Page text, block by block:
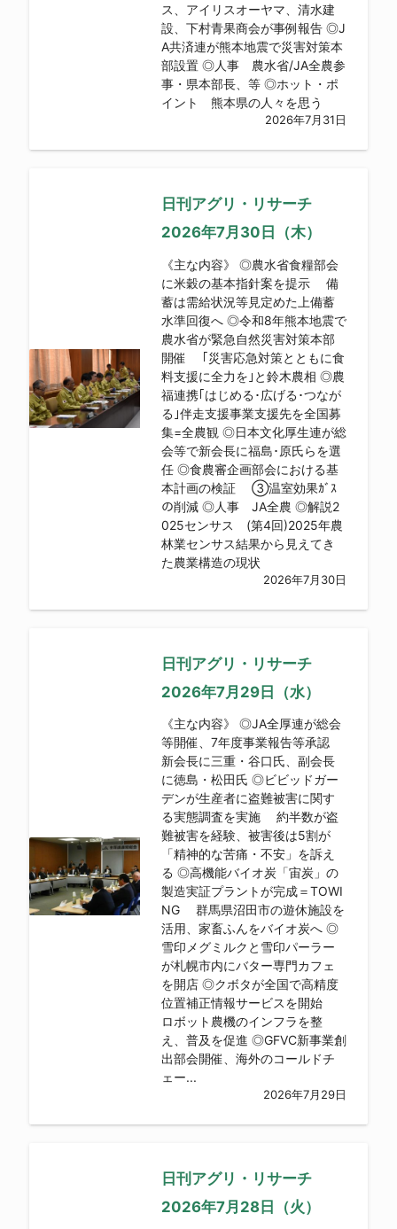
ス、アイリスオーヤマ、清水建
設、下村青果商会が事例報告 ◎J
A共済連が熊本地震で災害対策本
部設置 ◎人事 農水省/JA全農参
事・県本部長、等 ◎ホット・ポ
イント 熊本県の人々を思う
2026年7月31日
日刊アグリ・リサーチ
2026年7月30日（木）
《主な内容》 ◎農水省食糧部会
に米穀の基本指針案を提示 備
蓄は需給状況等見定めた上備蓄
水準回復へ ◎令和8年熊本地震で
農水省が緊急自然災害対策本部
開催 ｢災害応急対策とともに食
料支援に全力を｣と鈴木農相 ◎農
福連携｢はじめる･広げる･つなが
る｣伴走支援事業支援先を全国募
集=全農観 ◎日本文化厚生連が総
会等で新会長に福島･原氏らを選
任 ◎食農審企画部会における基
本計画の検証 ③温室効果ｶﾞｽ
の削減 ◎人事 JA全農 ◎解説2
025センサス (第4回)2025年農
林業センサス結果から見えてき
た農業構造の現状
2026年7月30日
日刊アグリ・リサーチ
2026年7月29日（水）
《主な内容》 ◎JA全厚連が総会
等開催、7年度事業報告等承認
新会長に三重・谷口氏、副会長
に徳島・松田氏 ◎ビビッドガー
デンが生産者に盗難被害に関す
る実態調査を実施 約半数が盗
難被害を経験、被害後は5割が
「精神的な苦痛・不安」を訴え
る ◎高機能バイオ炭「宙炭」の
製造実証プラントが完成＝TOWI
NG 群馬県沼田市の遊休施設を
活用、家畜ふんをバイオ炭へ ◎
雪印メグミルクと雪印パーラー
が札幌市内にバター専門カフェ
を開店 ◎クボタが全国で高精度
位置補正情報サービスを開始
ロボット農機のインフラを整
え、普及を促進 ◎GFVC新事業創
出部会開催、海外のコールドチ
ェー...
2026年7月29日
日刊アグリ・リサーチ
2026年7月28日（火）